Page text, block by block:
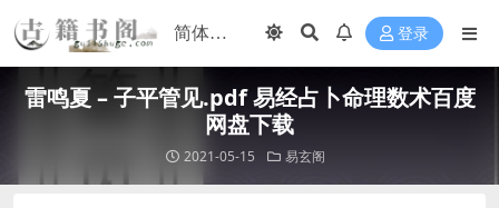
登录
雷鸣夏 – 子平管见.pdf 易经占卜命理数术百度
网盘下载
2021-05-15 易玄阁